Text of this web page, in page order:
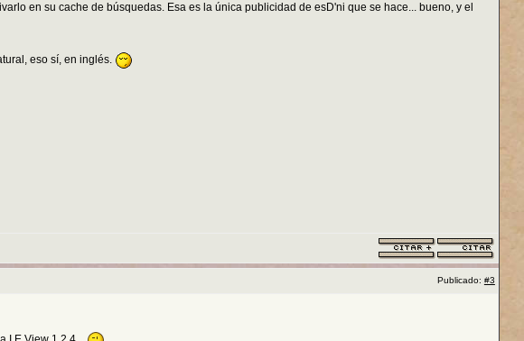
en su cache de búsquedas. Esa es la única publicidad de esD'ni que se hace... bueno, y el
eso sí, en inglés.
Publicado: #3